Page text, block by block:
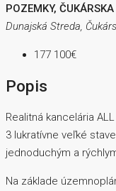
POZEMKY,
Dunajská Streda,
177 100€
Popis
Realitná kancelária
3 lukratívne veľké
jednoduchým a
Na základe